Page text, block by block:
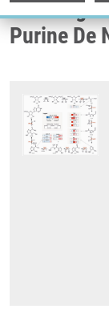
Profiling
Purine De